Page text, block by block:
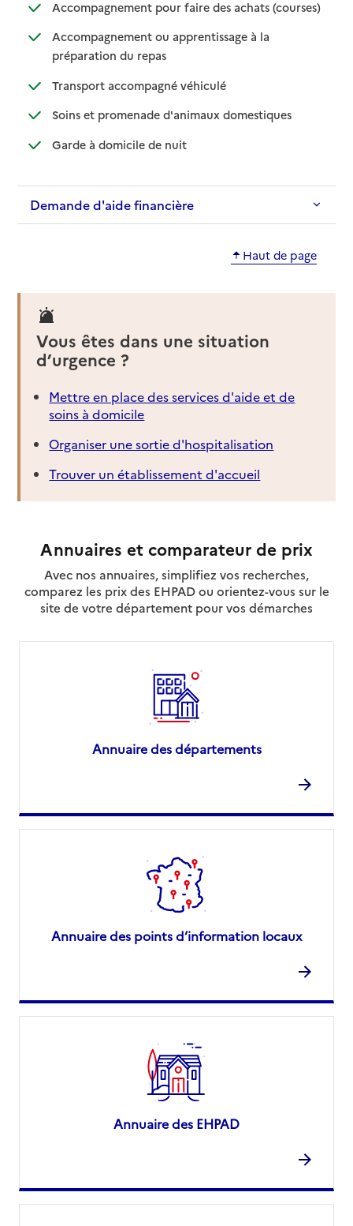
Accompagnement pour faire des achats (courses)
:
: non
Accompagnement ou apprentissage à la
préparation du repas: disponible
: non disponible
Transport accompagné véhiculé: disponible
: non disponible
Soins et promenade d'animaux domestiques: disponible
: non
Garde à domicile de nuit: disponible
: non disponible
Demande d'aide financière
Haut de page
Vous êtes dans une situation
d’urgence ?
Mettre en place des services d'aide et de
soins à domicile
Organiser une sortie d'hospitalisation
Trouver un établissement d'accueil
Annuaires et comparateur de prix
Avec nos annuaires, simplifiez vos recherches,
comparez les prix des EHPAD ou orientez-vous sur le
site de votre département pour vos démarches
Annuaire des départements
Annuaire des points d’information locaux
Annuaire des EHPAD